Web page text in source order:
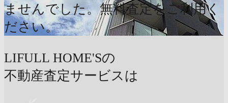
ませんでした。無料査定をご利用く
ださい。
LIFULL HOME'Sの
不動産査定サービスは